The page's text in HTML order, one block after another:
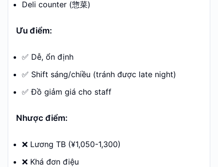
Deli counter (惣菜)
Ưu điểm:
✅ Dễ, ổn định
✅ Shift sáng/chiều (tránh được late night)
✅ Đồ giảm giá cho staff
Nhược điểm:
❌ Lương TB (¥1,050-1,300)
❌ Khá đơn điệu